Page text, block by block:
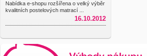
Nabídka e-shopu rozšířena o velký výběr
kvalitních postelových matrací ...
16.10.2012